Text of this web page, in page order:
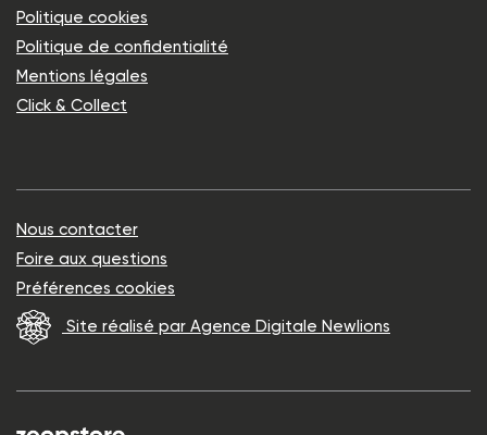
Politique cookies
Politique de confidentialité
Mentions légales
Click & Collect
Nous contacter
Foire aux questions
Préférences cookies
Site réalisé par Agence Digitale Newlions